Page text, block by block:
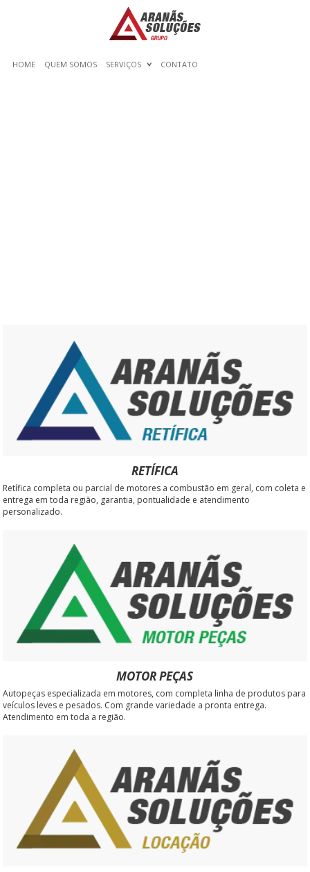
HOME QUEM SOMOS SERVIÇOS CONTATO
RETÍFICA
Retífica completa ou parcial de motores a combustão em geral, com coleta e
entrega em toda região, garantia, pontualidade e atendimento
personalizado.
MOTOR PEÇAS
Autopeças especializada em motores, com completa linha de produtos para
veículos leves e pesados. Com grande variedade a pronta entrega.
Atendimento em toda a região.